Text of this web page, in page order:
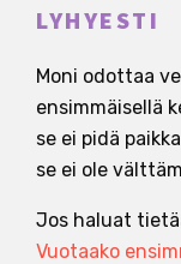
LYHYESTI
Moni odottaa
ensimmäisellä
se ei pidä
se ei ole
Jos haluat
Vuotaako